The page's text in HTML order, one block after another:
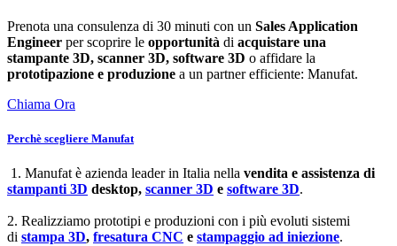
Prenota una consulenza di 30 minuti con un Sales Application
Engineer per scoprire le opportunità di acquistare una
stampante 3D, scanner 3D, software 3D o affidare la
prototipazione e produzione a un partner efficiente: Manufat.
Chiama Ora
Perchè scegliere Manufat
1. Manufat è azienda leader in Italia nella vendita e assistenza di
stampanti 3D desktop, scanner 3D e software 3D.
2. Realizziamo prototipi e produzioni con i più evoluti sistemi
di stampa 3D, fresatura CNC e stampaggio ad iniezione.